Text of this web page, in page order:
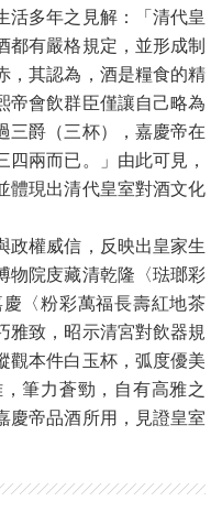
活多年之見解：「清代皇
都有嚴格規定，並形成制
，其認為，酒是糧食的精
帝會飲群臣僅讓自己略為
三爵（三杯），嘉慶帝在
兩而已。」由此可見，
體現出清代皇室對酒文化
政權威信，反映出皇家生
物院庋藏清乾隆〈琺瑯彩
〈粉彩萬福長壽紅地茶
雅致，昭示清宮對飲器規
觀本件白玉杯，弧度優美
筆力蒼勁，自有高雅之
慶帝品酒所用，見證皇室